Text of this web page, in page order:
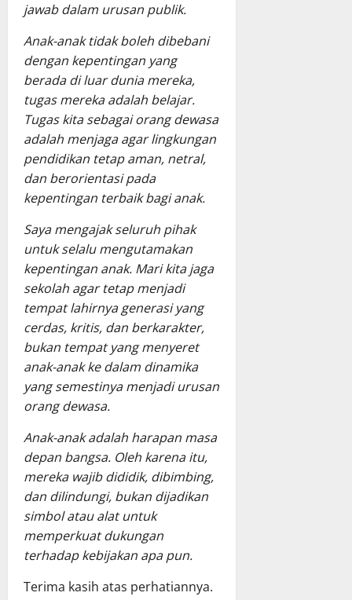
jawab dalam urusan publik.
Anak-anak tidak boleh dibebani
dengan kepentingan yang
berada di luar dunia mereka,
tugas mereka adalah belajar.
Tugas kita sebagai orang dewasa
adalah menjaga agar lingkungan
pendidikan tetap aman, netral,
dan berorientasi pada
kepentingan terbaik bagi anak.
Saya mengajak seluruh pihak
untuk selalu mengutamakan
kepentingan anak. Mari kita jaga
sekolah agar tetap menjadi
tempat lahirnya generasi yang
cerdas, kritis, dan berkarakter,
bukan tempat yang menyeret
anak-anak ke dalam dinamika
yang semestinya menjadi urusan
orang dewasa.
Anak-anak adalah harapan masa
depan bangsa. Oleh karena itu,
mereka wajib dididik, dibimbing,
dan dilindungi, bukan dijadikan
simbol atau alat untuk
memperkuat dukungan
terhadap kebijakan apa pun.
Terima kasih atas perhatiannya.